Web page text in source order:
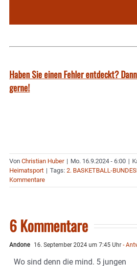
Haben Sie einen Fehler entdeckt?
gerne!
Von Christian Huber | Mo. 16.9.2024 - 6:00 |
Heimatsport | Tags: 2. BASKETBALL-
Kommentare
6 Kommentare
Andone 16. September 2024 um 7:45 Uhr -
Wo sind denn die mind. 5 jungen